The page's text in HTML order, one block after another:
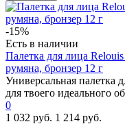
-15%
Есть в наличии
Палетка для лица
румяна, бронзер 12 г
Универсальная палетка
для твоего идеального
0
1 032 руб. 1 214 руб.